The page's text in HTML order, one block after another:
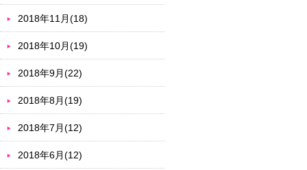
2018年11月(18)
2018年10月(19)
2018年9月(22)
2018年8月(19)
2018年7月(12)
2018年6月(12)